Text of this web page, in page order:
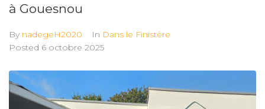
à Gouesnou
By nadegeH2020 In Dans le Finistère
Posted 6 octobre 2025